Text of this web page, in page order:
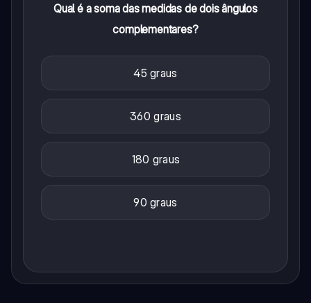
Qual é a soma das medidas de dois ângulos
complementares?
45 graus
360 graus
180 graus
90 graus